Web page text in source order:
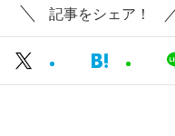
記事をシェア！